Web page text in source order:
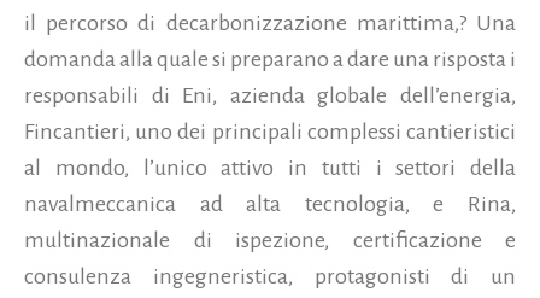
il percorso di decarbonizzazione marittima,? Una
domanda alla quale si preparano a dare una risposta i
responsabili di Eni, azienda globale dell’energia,
Fincantieri, uno dei principali complessi cantieristici
al mondo, l’unico attivo in tutti i settori della
navalmeccanica ad alta tecnologia, e Rina,
multinazionale di ispezione, certificazione e
consulenza ingegneristica, protagonisti di un